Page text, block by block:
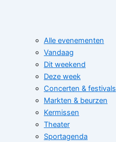
Alle evenementen
Vandaag
Dit weekend
Deze week
Concerten & festivals
Markten & beurzen
Kermissen
Theater
Sportagenda